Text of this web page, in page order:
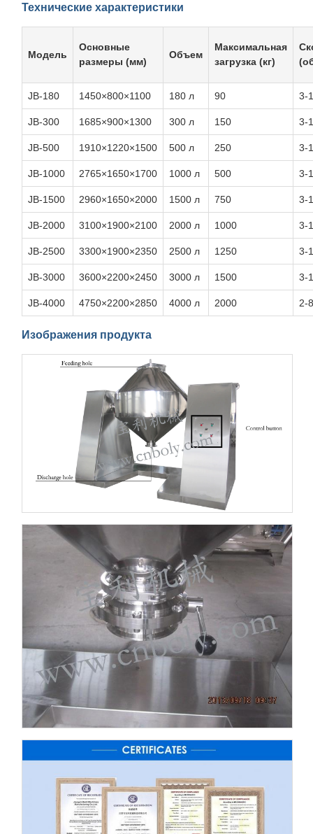
Технические характеристики
Модель
Основные
размеры (мм)
Объем
Максимальная
загрузка (кг)
JB-180 1450×800×1100 180 л 90 3-
JB-300 1685×900×1300 300 л 150 3-
JB-500 1910×1220×1500 500 л 250 3-
JB-1000 2765×1650×1700 1000 л 500 3-
JB-1500 2960×1650×2000 1500 л 750 3-
JB-2000 3100×1900×2100 2000 л 1000 3-
JB-2500 3300×1900×2350 2500 л 1250 3-
JB-3000 3600×2200×2450 3000 л 1500 3-
JB-4000 4750×2200×2850 4000 л 2000 2-8
Изображения продукта